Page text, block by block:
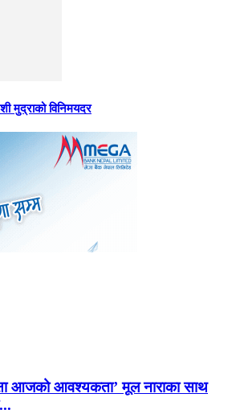
मुद्राको विनिमयदर
आजको आवश्यकता’ मूल नाराका साथ